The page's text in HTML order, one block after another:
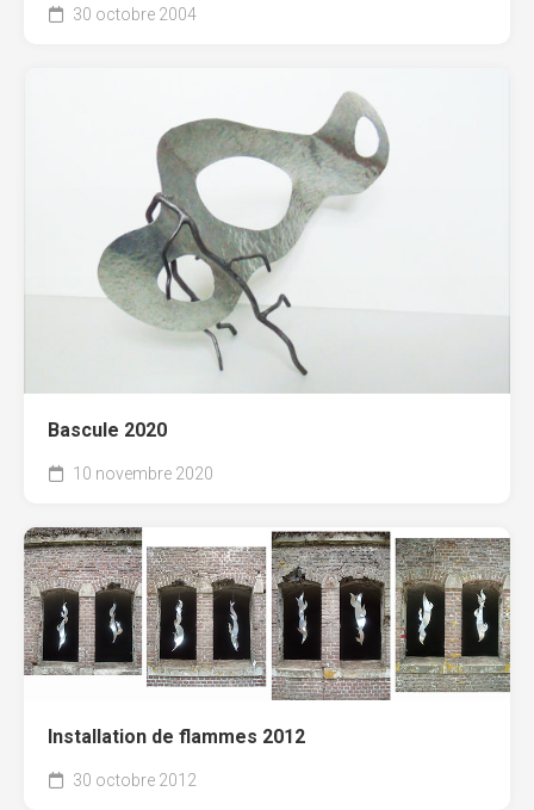
30 octobre 2004
Bascule 2020
10 novembre 2020
Installation de flammes 2012
30 octobre 2012